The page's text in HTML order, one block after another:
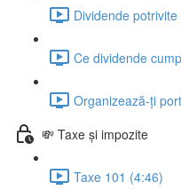
Dividende
Ce dividende
Organizează-ți
💸 Taxe și impozite
Taxe 101 (4:46)